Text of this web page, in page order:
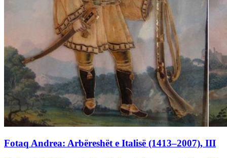
Fotaq Andrea: Arbëreshët e Italisë (1413–2007), III